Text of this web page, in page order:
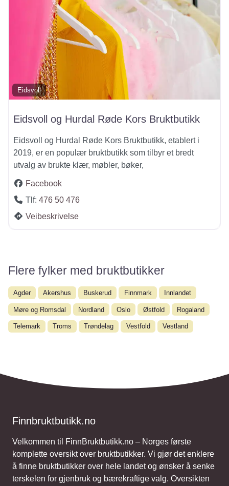
Eidsvoll
Eidsvoll og Hurdal Røde Kors Bruktbutikk
Eidsvoll og Hurdal Røde Kors Bruktbutikk, etablert i
2019, er en populær bruktbutikk som tilbyr et bredt
utvalg av brukte klær, møbler, bøker,
Facebook
Tlf: 476 50 476
Veibeskrivelse
Flere fylker med bruktbutikker
Agder Akershus Buskerud Finnmark Innlandet
Møre og Romsdal Nordland Oslo Østfold Rogaland
Telemark Troms Trøndelag Vestfold Vestland
Finnbruktbutikk.no
Velkommen til FinnBruktbutikk.no – Norges første
komplette oversikt over bruktbutikker. Vi gjør det enklere
å finne bruktbutikker over hele landet og ønsker å senke
terskelen for gjenbruk og bærekraftige valg. Oversikten